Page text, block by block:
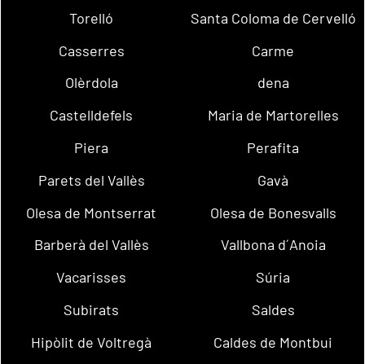
Torelló
Santa Coloma de Cervelló
Casserres
Carme
Olèrdola
dena
Castelldefels
Maria de Martorelles
Piera
Perafita
Parets del Vallès
Gavà
Olesa de Montserrat
Olesa de Bonesvalls
Barberà del Vallès
Vallbona d´Anoia
Vacarisses
Súria
Subirats
Saldes
Hipòlit de Voltregà
Caldes de Montbui